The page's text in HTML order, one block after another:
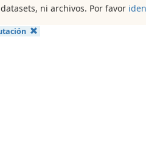
ni archivos. Por favor